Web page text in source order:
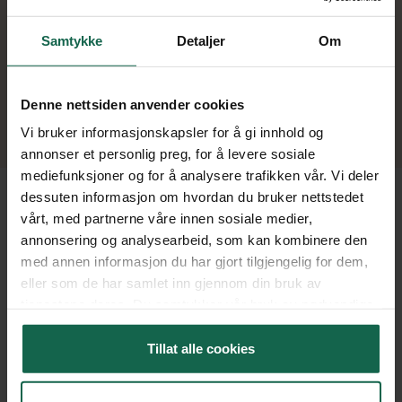
Samtykke Detaljer Om
Denne nettsiden anvender cookies
Vi bruker informasjonskapsler for å gi innhold og
annonser et personlig preg, for å levere sosiale
mediefunksjoner og for å analysere trafikken vår. Vi deler
dessuten informasjon om hvordan du bruker nettstedet
vårt, med partnerne våre innen sosiale medier,
annonsering og analysearbeid, som kan kombinere den
med annen informasjon du har gjort tilgjengelig for dem,
eller som de har samlet inn gjennom din bruk av
informasjonskapsler ved å bruke nettstedet vårt.
Tillat alle cookies
Kontroll av støtdempere og fjæring
Gratis sjekk
Bestill
Fix & Drive – tidligere Svendsen Eksos
2023 byttet kjeden navn til Fix & Drive og utvidet
tjenestespekteret for å møte dagens og fremtidens behov